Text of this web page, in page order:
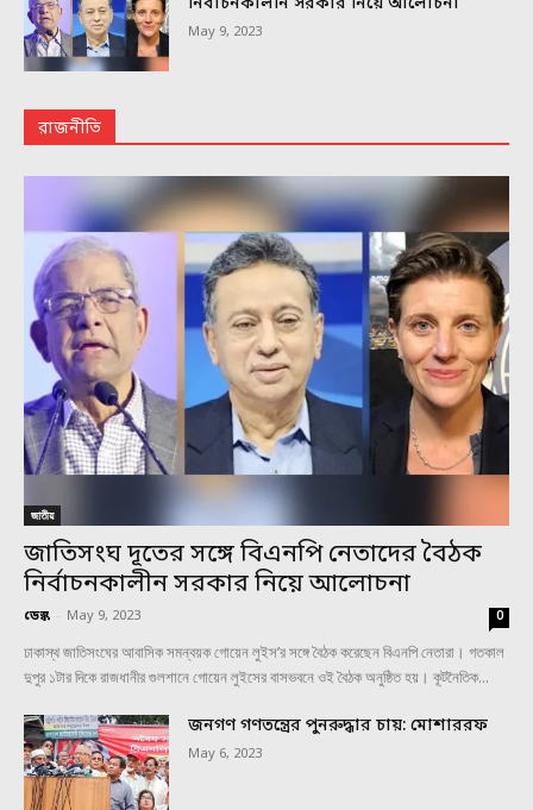
নির্বাচনকালীন সরকার নিয়ে আলোচনা
May 9, 2023
রাজনীতি
জাতীয়
জাতিসংঘ দূতের সঙ্গে বিএনপি নেতাদের বৈঠক
নির্বাচনকালীন সরকার নিয়ে আলোচনা
ডেস্ক - May 9, 2023 0
ঢাকাস্থ জাতিসংঘের আবাসিক সমন্বয়ক গোয়েন লুইস’র সঙ্গে বৈঠক করেছেন বিএনপি নেতারা। গতকাল
দুপুর ১টার দিকে রাজধানীর গুলশানে গোয়েন লুইসের বাসভবনে ওই বৈঠক অনুষ্ঠিত হয়। কূটনৈতিক...
জনগণ গণতন্ত্রের পুনরুদ্ধার চায়: মোশাররফ
May 6, 2023